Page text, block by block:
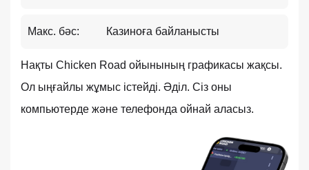
Макс. бәс: Казиноға байланысты
Нақты Chicken Road ойынының графикасы жақсы.
Ол ыңғайлы жұмыс істейді. Әділ. Сіз оны
компьютерде және телефонда ойнай аласыз.